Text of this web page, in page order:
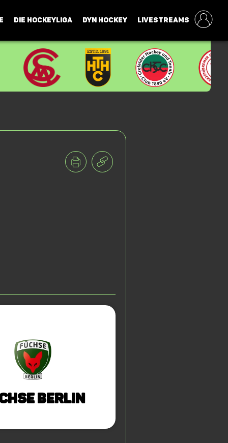
DIE HOCKEYLIGA DYN HOCKEY LIVESTREAMS
Berlin